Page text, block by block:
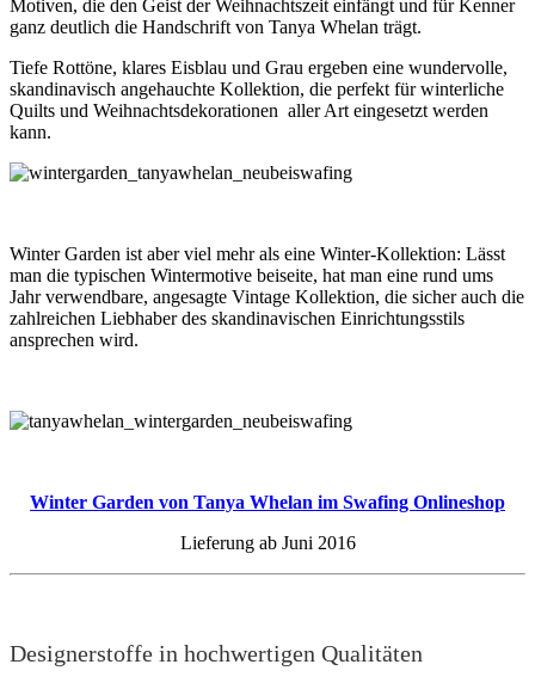
Motiven, die den Geist der Weihnachtszeit einfängt und für Kenner
ganz deutlich die Handschrift von Tanya Whelan trägt.
Tiefe Rottöne, klares Eisblau und Grau ergeben eine wundervolle,
skandinavisch angehauchte Kollektion, die perfekt für winterliche
Quilts und Weihnachtsdekorationen aller Art eingesetzt werden
kann.
Winter Garden ist aber viel mehr als eine Winter-Kollektion: Lässt
man die typischen Wintermotive beiseite, hat man eine rund ums
Jahr verwendbare, angesagte Vintage Kollektion, die sicher auch die
zahlreichen Liebhaber des skandinavischen Einrichtungsstils
ansprechen wird.
Winter Garden von Tanya Whelan im Swafing Onlineshop
Lieferung ab Juni 2016
Designerstoffe in hochwertigen Qualitäten